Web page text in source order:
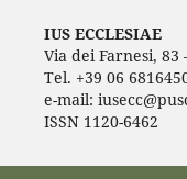
IUS ECCLESIAE
Via dei Farnesi, 83
Tel. +39 06
e-mail:
ISSN 1120-6462